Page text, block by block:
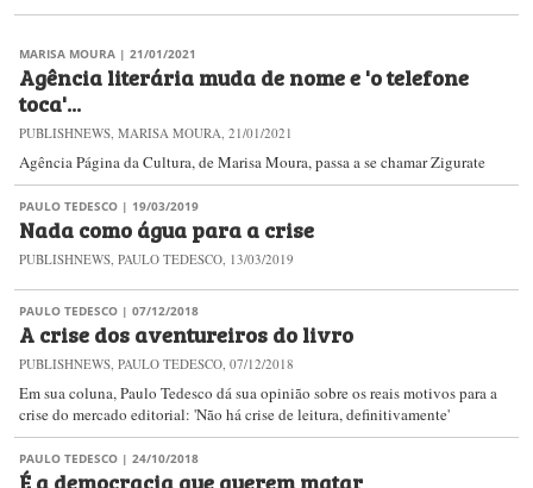
MARISA MOURA | 21/01/2021
Agência literária muda de nome e 'o telefone
toca'...
PUBLISHNEWS, MARISA MOURA, 21/01/2021
Agência Página da Cultura, de Marisa Moura, passa a se chamar Zigurate
PAULO TEDESCO | 19/03/2019
Nada como água para a crise
PUBLISHNEWS, PAULO TEDESCO, 13/03/2019
PAULO TEDESCO | 07/12/2018
A crise dos aventureiros do livro
PUBLISHNEWS, PAULO TEDESCO, 07/12/2018
Em sua coluna, Paulo Tedesco dá sua opinião sobre os reais motivos para a
crise do mercado editorial: 'Não há crise de leitura, definitivamente'
PAULO TEDESCO | 24/10/2018
É a democracia que querem matar